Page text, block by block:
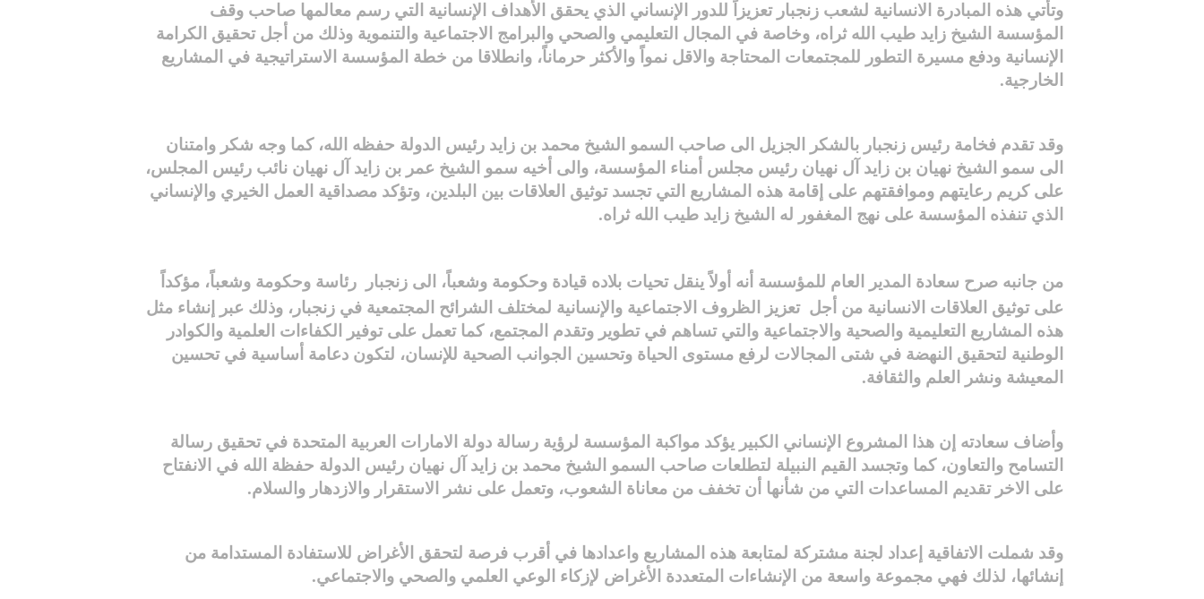
وتأتي هذه المبادرة الانسانية لشعب زنجبار تعزيزاً للدور الإنساني الذي يحقق الأهداف الإنسانية التي رسم معالمها صاحب وقف
المؤسسة الشيخ زايد طيب الله ثراه، وخاصة في المجال التعليمي والصحي والبرامج الاجتماعية والتنموية وذلك من أجل تحقيق الكرامة
الإنسانية ودفع مسيرة التطور للمجتمعات المحتاجة والاقل نمواً والأكثر حرماناً، وانطلاقا من خطة المؤسسة الاستراتيجية في المشاريع
الخارجية.
وقد تقدم فخامة رئيس زنجبار بالشكر الجزيل الى صاحب السمو الشيخ محمد بن زايد رئيس الدولة حفظه الله، كما وجه شكر وامتنان
الى سمو الشيخ نهيان بن زايد آل نهيان رئيس مجلس أمناء المؤسسة، والى أخيه سمو الشيخ عمر بن زايد آل نهيان نائب رئيس المجلس،
على كريم رعايتهم وموافقتهم على إقامة هذه المشاريع التي تجسد توثيق العلاقات بين البلدين، وتؤكد مصداقية العمل الخيري والإنساني
الذي تنفذه المؤسسة على نهج المغفور له الشيخ زايد طيب الله ثراه.
من جانبه صرح سعادة المدير العام للمؤسسة أنه أولاً ينقل تحيات بلاده قيادة وحكومة وشعباً، الى زنجبار
رئاسة وحكومة وشعباً، مؤكداً
على توثيق العلاقات الانسانية من أجل تعزيز الظروف الاجتماعية والإنسانية لمختلف الشرائح المجتمعية في زنجبار، وذلك عبر إنشاء مثل
هذه المشاريع التعليمية والصحية والاجتماعية والتي تساهم في تطوير وتقدم المجتمع، كما تعمل على توفير الكفاءات العلمية والكوادر
الوطنية لتحقيق النهضة في شتى المجالات لرفع مستوى الحياة وتحسين الجوانب الصحية للإنسان، لتكون دعامة أساسية في تحسين
المعيشة ونشر العلم والثقافة.
وأضاف سعادته إن هذا المشروع الإنساني الكبير يؤكد مواكبة المؤسسة لرؤية رسالة دولة الامارات العربية المتحدة في تحقيق رسالة
التسامح والتعاون، كما وتجسد القيم النبيلة لتطلعات صاحب السمو الشيخ محمد بن زايد آل نهيان رئيس الدولة حفظة الله في الانفتاح
على الاخر تقديم المساعدات التي من شأنها أن تخفف من معاناة الشعوب، وتعمل على نشر الاستقرار والازدهار والسلام.
وقد شملت الاتفاقية إعداد لجنة مشتركة لمتابعة هذه المشاريع واعدادها في أقرب فرصة لتحقق الأغراض للاستفادة المستدامة من
إنشائها، لذلك فهي مجموعة واسعة من الإنشاءات المتعددة الأغراض لإزكاء الوعي العلمي والصحي والاجتماعي.